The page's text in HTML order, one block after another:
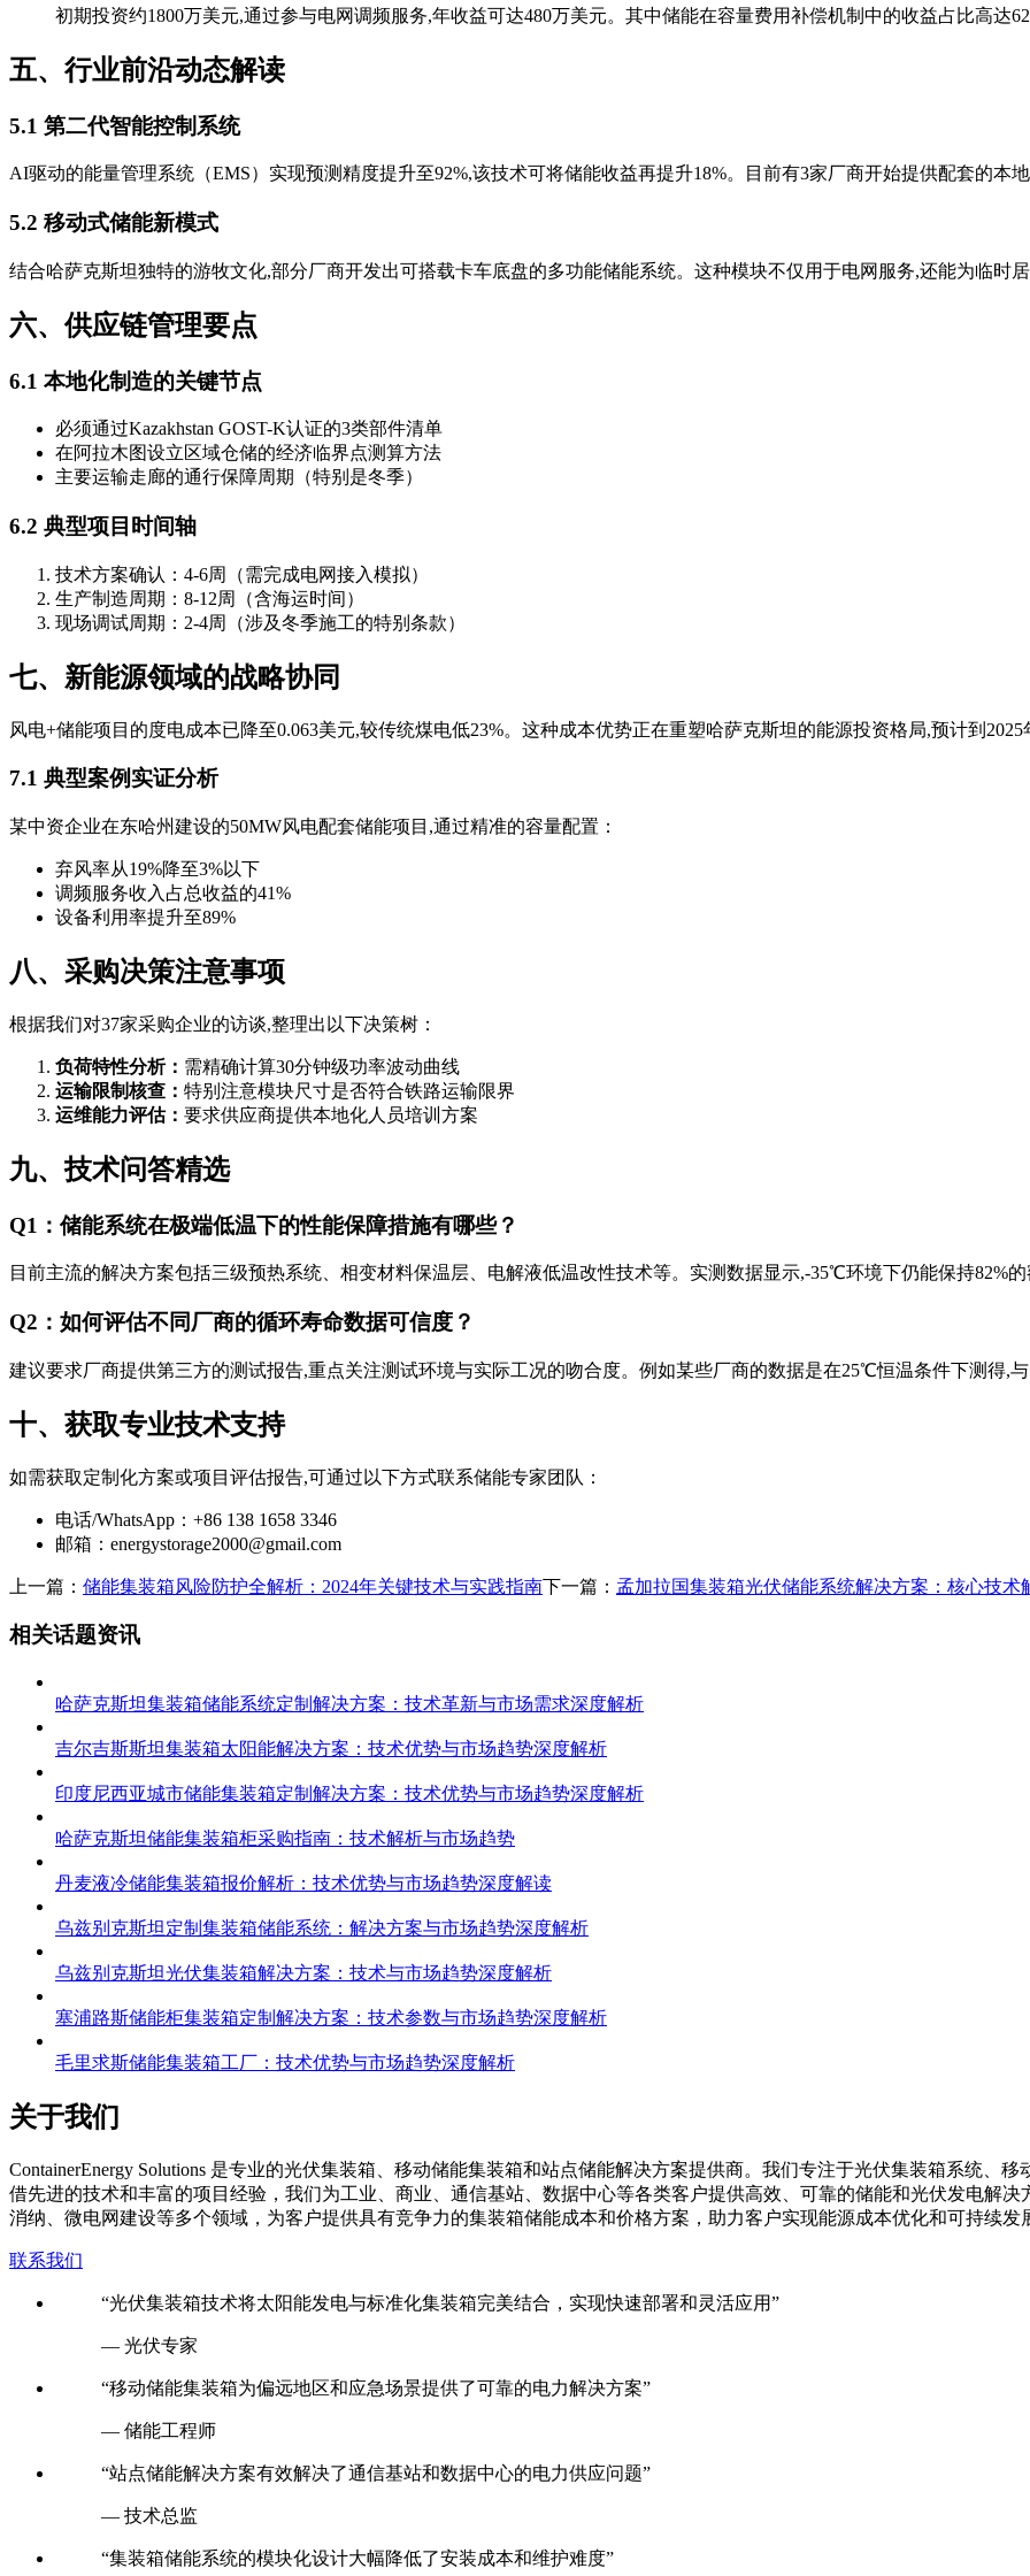
初期投资约1800万美元,通过参与电网调频服务,年收益可达480万美元。其中储能在容量费用补偿机制中的收益占比高达
五、行业前沿动态解读
5.1 第二代智能控制系统
AI驱动的能量管理系统（EMS）实现预测精度提升至92%,该技术可将储能收益再提升18%。目前有3家厂商开始提供配套的本地
5.2 移动式储能新模式
结合哈萨克斯坦独特的游牧文化,部分厂商开发出可搭载卡车底盘的多功能储能系统。这种模块不仅用于电网服务,还能为临时居
六、供应链管理要点
6.1 本地化制造的关键节点
必须通过Kazakhstan GOST-K认证的3类部件清单
在阿拉木图设立区域仓储的经济临界点测算方法
主要运输走廊的通行保障周期（特别是冬季）
6.2 典型项目时间轴
技术方案确认：4-6周（需完成电网接入模拟）
生产制造周期：8-12周（含海运时间）
现场调试周期：2-4周（涉及冬季施工的特别条款）
七、新能源领域的战略协同
风电+储能项目的度电成本已降至0.063美元,较传统煤电低23%。这种成本优势正在重塑哈萨克斯坦的能源投资格局,预计到
7.1 典型案例实证分析
某中资企业在东哈州建设的50MW风电配套储能项目,通过精准的容量配置：
弃风率从19%降至3%以下
调频服务收入占总收益的41%
设备利用率提升至89%
八、采购决策注意事项
根据我们对37家采购企业的访谈,整理出以下决策树：
负荷特性分析： 需精确计算30分钟级功率波动曲线
运输限制核查： 特别注意模块尺寸是否符合铁路运输限界
运维能力评估： 要求供应商提供本地化人员培训方案
九、技术问答精选
Q1：储能系统在极端低温下的性能保障措施有哪些？
目前主流的解决方案包括三级预热系统、相变材料保温层、电解液低温改性技术等。实测数据显示,-35℃环境下仍能保持82%的
Q2：如何评估不同厂商的循环寿命数据可信度？
建议要求厂商提供第三方的测试报告,重点关注测试环境与实际工况的吻合度。例如某些厂商的数据是在25℃恒温条件下测得,
十、获取专业技术支持
如需获取定制化方案或项目评估报告,可通过以下方式联系储能专家团队：
电话/WhatsApp：+86 138 1658 3346
邮箱： energystorage2000@gmail.com
上一篇： 储能集装箱风险防护全解析：2024年关键技术与实践指南下一篇： 孟加拉国集装箱光伏储能系统解决方案：核心技术
相关话题资讯
哈萨克斯坦集装箱储能系统定制解决方案：技术革新与市场需求深度解析
吉尔吉斯斯坦集装箱太阳能解决方案：技术优势与市场趋势深度解析
印度尼西亚城市储能集装箱定制解决方案：技术优势与市场趋势深度解析
哈萨克斯坦储能集装箱柜采购指南：技术解析与市场趋势
丹麦液冷储能集装箱报价解析：技术优势与市场趋势深度解读
乌兹别克斯坦定制集装箱储能系统：解决方案与市场趋势深度解析
乌兹别克斯坦光伏集装箱解决方案：技术与市场趋势深度解析
塞浦路斯储能柜集装箱定制解决方案：技术参数与市场趋势深度解析
毛里求斯储能集装箱工厂：技术优势与市场趋势深度解析
关于我们
ContainerEnergy Solutions 是专业的光伏集装箱、移动储能集装箱和站点储能解决方案提供商。我们专注于光伏集装箱系统、
借先进的技术和丰富的项目经验，我们为工业、商业、通信基站、数据中心等各类客户提供高效、可靠的储能和光伏发电解
消纳、微电网建设等多个领域，为客户提供具有竞争力的集装箱储能成本和价格方案，助力客户实现能源成本优化和可持续发
联系我们
“光伏集装箱技术将太阳能发电与标准化集装箱完美结合，实现快速部署和灵活应用”
— 光伏专家
“移动储能集装箱为偏远地区和应急场景提供了可靠的电力解决方案”
— 储能工程师
“站点储能解决方案有效解决了通信基站和数据中心的电力供应问题”
— 技术总监
“集装箱储能系统的模块化设计大幅降低了安装成本和维护难度”